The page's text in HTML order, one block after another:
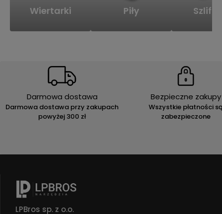
Wiertarki Piły
Darmowa dostawa
Darmowa dostawa przy zakupach
powyżej 300 zł
Bezpieczne zakupy
Wszystkie płatności
zabezpieczone
LPBros sp. z o.o.